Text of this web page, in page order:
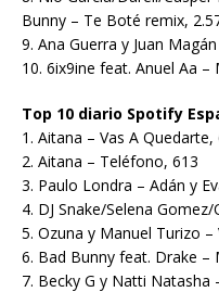
Bunny – Te Boté remix,
9. Ana Guerra y Juan
10. 6ix9ine feat. Anuel Aa –
Top 10 diario Spotify
1. Aitana – Vas A
2. Aitana – Teléfono, 613
3. Paulo Londra – Adán y
4. DJ Snake/Selena
5. Ozuna y Manuel Turizo –
6. Bad Bunny feat. Drake –
7. Becky G y Natti Natasha